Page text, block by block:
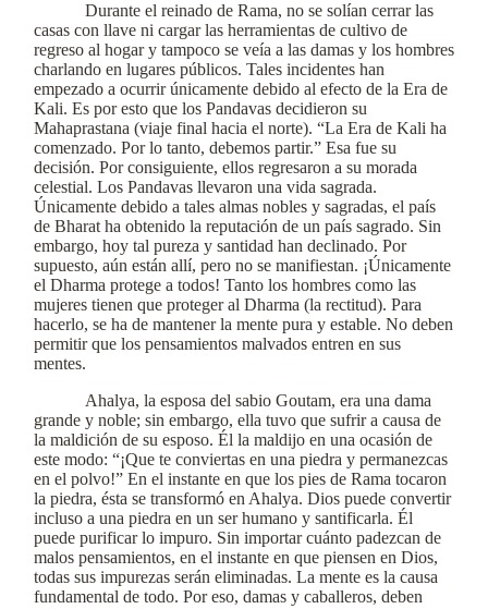
Durante el reinado de Rama, no se solían cerrar las
casas con llave ni cargar las herramientas de cultivo de
regreso al hogar y tampoco se veía a las damas y los hombres
charlando en lugares públicos. Tales incidentes han
empezado a ocurrir únicamente debido al efecto de la Era de
Kali. Es por esto que los Pandavas decidieron su
Mahaprastana (viaje final hacia el norte). “La Era de Kali ha
comenzado. Por lo tanto, debemos partir.” Esa fue su
decisión. Por consiguiente, ellos regresaron a su morada
celestial. Los Pandavas llevaron una vida sagrada.
Únicamente debido a tales almas nobles y sagradas, el país
de Bharat ha obtenido la reputación de un país sagrado. Sin
embargo, hoy tal pureza y santidad han declinado. Por
supuesto, aún están allí, pero no se manifiestan. ¡Únicamente
el Dharma protege a todos! Tanto los hombres como las
mujeres tienen que proteger al Dharma (la rectitud). Para
hacerlo, se ha de mantener la mente pura y estable. No deben
permitir que los pensamientos malvados entren en sus
mentes.
Ahalya, la esposa del sabio Goutam, era una dama
grande y noble; sin embargo, ella tuvo que sufrir a causa de
la maldición de su esposo. Él la maldijo en una ocasión de
este modo: “¡Que te conviertas en una piedra y permanezcas
en el polvo!” En el instante en que los pies de Rama tocaron
la piedra, ésta se transformó en Ahalya. Dios puede convertir
incluso a una piedra en un ser humano y santificarla. Él
puede purificar lo impuro. Sin importar cuánto padezcan de
malos pensamientos, en el instante en que piensen en Dios,
todas sus impurezas serán eliminadas. La mente es la causa
fundamental de todo. Por eso, damas y caballeros, deben